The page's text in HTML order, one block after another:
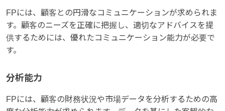
FPには、顧客との円滑なコミュニケーションが求められま
す。顧客のニーズを正確に把握し、適切なアドバイスを提
供するためには、優れたコミュニケーション能力が必要で
す。
分析能力
FPには、顧客の財務状況や市場データを分析するための高